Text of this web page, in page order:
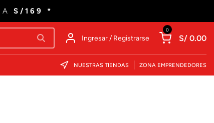
A S/169 *
Ingresar / Registrarse
0
S/ 0.00
NUESTRAS TIENDAS ZONA EMPRENDEDORES